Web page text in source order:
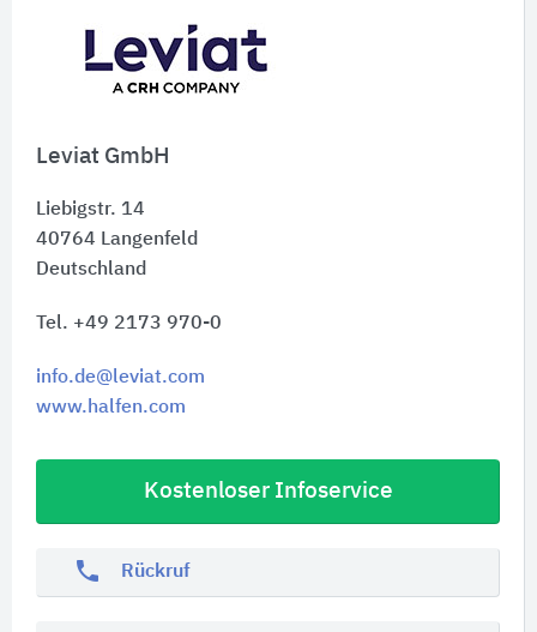
Leviat GmbH
Liebigstr. 14
40764 Langenfeld
Deutschland
Tel. +49 2173 970-0
info.de@leviat.com
www.halfen.com
Kostenloser Infoservice
phone Rückruf
Schnelleinstiege